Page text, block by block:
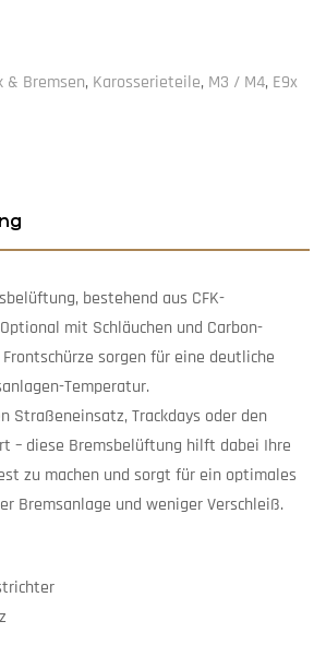
& Bremsen, Karosserieteile, M3 / M4, E9x
bestehend aus CFK-
mit Schläuchen und Carbon-
sorgen für eine deutliche
Temperatur.
Straßeneinsatz, Trackdays oder den
– diese Bremsbelüftung hilft dabei Ihre
zu machen und sorgt für ein optimales
Bremsanlage und weniger Verschleiß.